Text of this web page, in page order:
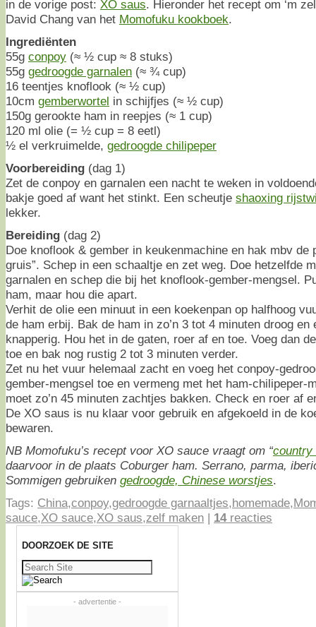
in de vorige post: XO saus. Hieronder het recept om ‘m
David Chang van het Momofuku kookboek.
Ingrediënten
55g conpoy (≈ ½ cup ≈ 8 stuks)
55g gedroogde garnalen (≈ ¾ cup)
16 teentjes knoflook (≈ ½ cup)
10cm gemberwortel in schijfjes (≈ ½ cup)
150g gerookte ham in reepjes (≈ 1 cup)
120 ml olie (= ½ cup = 8 eetl)
½ el verkruimelde, gedroogde chilipeper
Voorbereiding (dag 1)
Zet de conpoy en garnalen een nacht te weken in
bakje goed af want het stinkt. Een scheutje shaoxing
lekker.
Bereiding (dag 2)
Doe knoflook & gember in keukenmachine en hak mbv de
gruis”. Schep in een schaaltje en zet weg. Doe hetzelfde
garnalen en schep die bij het knoflook-gember-mengsel.
ham, maar hou die apart.
Verhit de olie een minuut in een koekenpan op halfhoog
de ham erbij. Bak de ham in zo’n 3 tot 4 minuten droog en
knapperig. Hou het in de gaten, roer af en toe. Voeg dan
toe en bak nog rustig 2 tot 3 minuten verder.
Zet nu het vuur helemaal zacht en voeg het conpoy-
gember-mengsel toe en vermeng met het ham-chilipeper-
moet zo’n 45 minuten zachtjes bakken. Check en roer af
De XO saus is nu klaar voor gebruik en afgekoeld in de
bewaren.
NB Momofuku’s recept voor XO sauce vraagt om “country
daarvoor in de plaats Coburger ham. Serrano, parma,
Sommigen gebruiken gedroogde, Chinese worstjes.
Tags: China,conpoy,gedroogde garnaaltjes,homemade,
sauce,XO sauce,XO saus,zelf maken | 14reacties
DOORZOEK DE SITE
Zoeken
naar:
- advertentie -